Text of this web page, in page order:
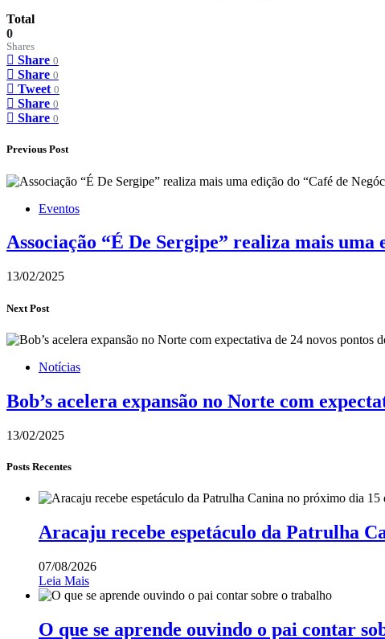
Total
0
Shares
Share 0
Share 0
Tweet 0
Share 0
Share 0
Previous Post
Eventos
Associação “É De Sergipe” realiza mais
13/02/2025
Next Post
Notícias
Bob’s acelera expansão no Norte com
13/02/2025
Posts Recentes
Aracaju recebe espetáculo da Patrulha
07/08/2026
Leia Mais
O que se aprende ouvindo o pai contar